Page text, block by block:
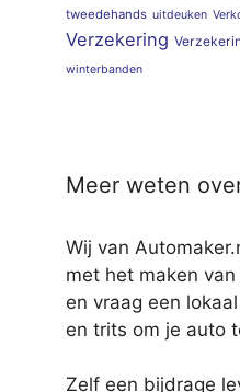
tweedehands uitdeuken
Verzekering
winterbanden
Meer weten
Wij van
met het maken
en vraag een
en trits om je auto
Zelf een bijdrage